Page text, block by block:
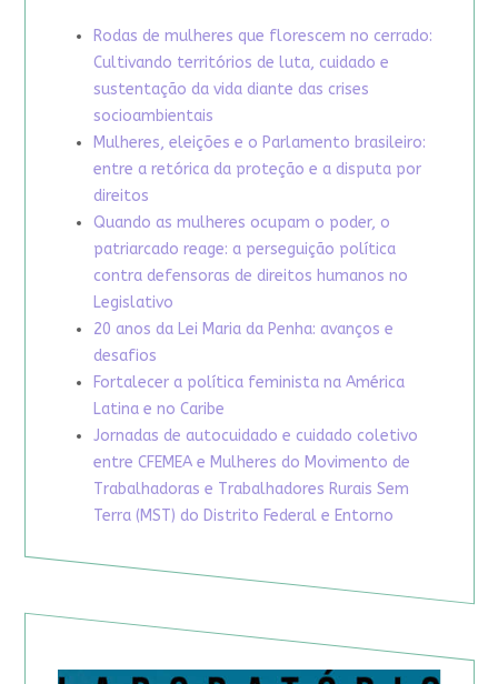
Rodas de mulheres que florescem no cerrado:
Cultivando territórios de luta, cuidado e
sustentação da vida diante das crises
socioambientais
Mulheres, eleições e o Parlamento brasileiro:
entre a retórica da proteção e a disputa por
direitos
Quando as mulheres ocupam o poder, o
patriarcado reage: a perseguição política
contra defensoras de direitos humanos no
Legislativo
20 anos da Lei Maria da Penha: avanços e
desafios
Fortalecer a política feminista na América
Latina e no Caribe
Jornadas de autocuidado e cuidado coletivo
entre CFEMEA e Mulheres do Movimento de
Trabalhadoras e Trabalhadores Rurais Sem
Terra (MST) do Distrito Federal e Entorno